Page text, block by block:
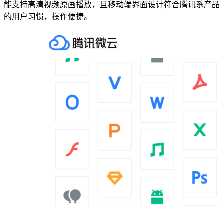
能支持高清视频原画播放，且移动端界面设计符合腾讯系产品
的用户习惯，操作便捷。